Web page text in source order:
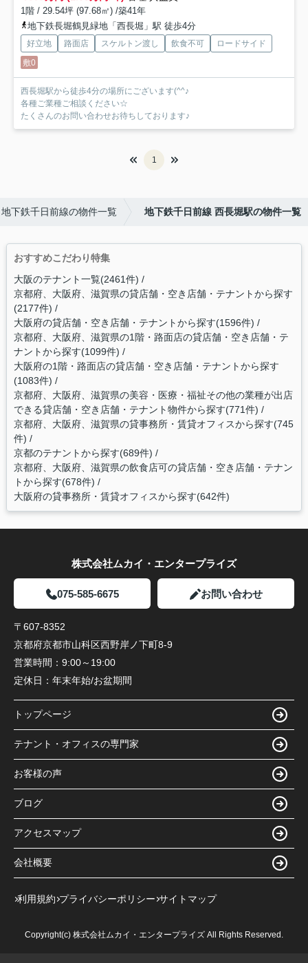
1階 / 29.54坪 (97.68㎡) /築41年
地下鉄長堀鶴見緑地「西長堀」駅 徒歩4分
好立地 路面店 スケルトン渡し 飲食不可
ロードサイド
敷0
西長堀駅から徒歩4分の場所にございます(^^♪
各種ご業種ご相談ください☆
たくさんのお問い合わせお待ちしております♪
1
地下鉄千日前線の物件一覧 地下鉄千日前線 西長堀駅の物件一覧
おすすめこだわり特集
大阪のテナント一覧(2461件)
京都府、大阪府、滋賀県の貸店舗・空き店舗・テナントから探す
(2177件)
大阪府の貸店舗・空き店舗・テナントから探す(1596件)
京都府、大阪府、滋賀県の1階・路面店の貸店舗・空き店舗・テ
ナントから探す(1099件)
大阪府の1階・路面店の貸店舗・空き店舗・テナントから探す
(1083件)
京都府、大阪府、滋賀県の美容・医療・福祉その他の業種が出店
できる貸店舗・空き店舗・テナント物件から探す(771件)
京都府、大阪府、滋賀県の貸事務所・賃貸オフィスから探す(745
件)
京都のテナントから探す(689件)
京都府、大阪府、滋賀県の飲食店可の貸店舗・空き店舗・テナン
トから探す(678件)
大阪府の貸事務所・賃貸オフィスから探す(642件)
株式会社ムカイ・エンタープライズ
075-585-6675 お問い合わせ
〒607-8352
京都府京都市山科区西野岸ノ下町8-9
営業時間： 9:00～19:00
定休日： 年末年始/お盆期間
トップページ
テナント・オフィスの専門家
お客様の声
ブログ
アクセスマップ
会社概要
利用規約 プライバシーポリシー サイトマップ
Copyright(c) 株式会社ムカイ・エンタープライズ All Rights Reserved.